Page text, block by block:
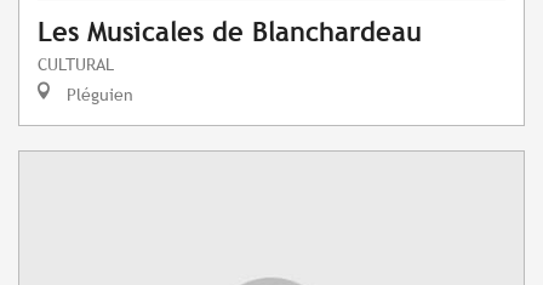
Les Musicales de Blanchardeau
CULTURAL
Pléguien